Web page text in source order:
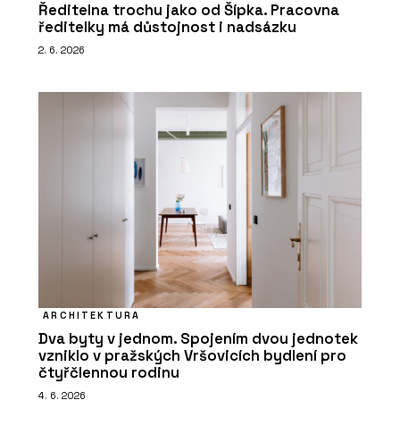
Ředitelna trochu jako od Šípka. Pracovna
ředitelky má důstojnost i nadsázku
2. 6. 2026
ARCHITEKTURA
Dva byty v jednom. Spojením dvou jednotek
vzniklo v pražských Vršovicích bydlení pro
čtyřčlennou rodinu
4. 6. 2026